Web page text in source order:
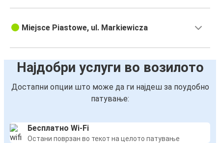
Miejsce Piastowe, ul. Markiewicza
Најдобри услуги во возилото
Достапни опции што може да ги најдеш за поудобно
патување:
Бесплатно Wi-Fi
Остани поврзан во текот на целото патување